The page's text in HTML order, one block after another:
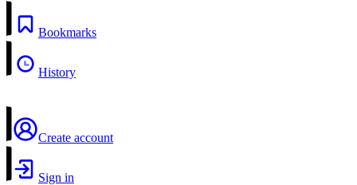
Bookmarks
History
Create account
Sign in